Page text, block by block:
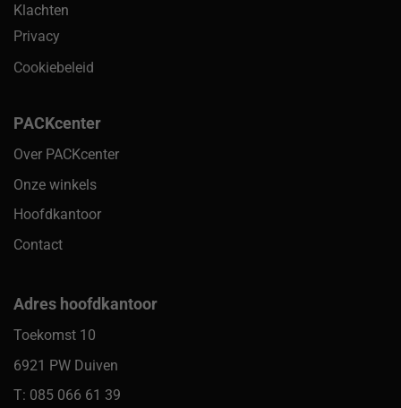
Klachten
Privacy
Cookiebeleid
PACKcenter
Over PACKcenter
Onze winkels
Hoofdkantoor
Contact
Adres hoofdkantoor
Toekomst 10
6921 PW Duiven
T: 085 066 61 39